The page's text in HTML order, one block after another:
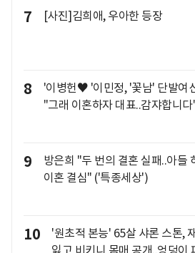
7 [사진]김희애, 우아한 등장
8
'이병헌♥ '이민정, '꽃남' 단발여
"그래 이혼하자 대표..감쟈합니
9
방은희 "두 번의 결혼 실패..아들
이혼 결심" ('특종세상')
10
'원초적 본능' 65살 샤론 스톤,
잃고 비키니 몸매 공개..엉덩이